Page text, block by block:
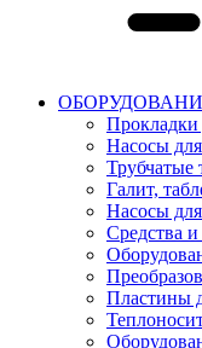
Прокладки
Насосы
Трубчатые
Галит,
Насосы
Средства
Пластины